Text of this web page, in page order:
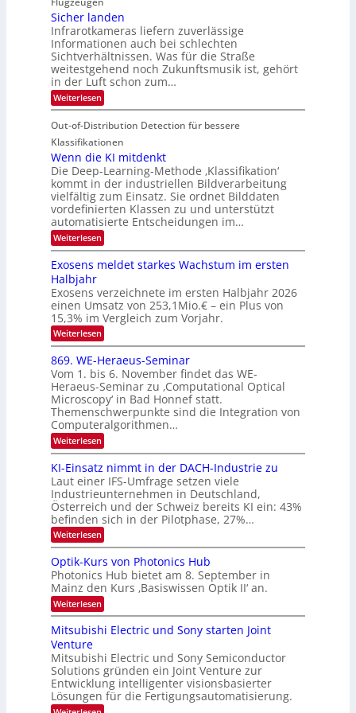
M
e
m
s
u
n
d
M
a
n
t
i
S
p
e
c
t
r
c
h
k
e
i
t
e
e
r
i
n
V
I
S
I
O
N
T
e
c
h
T
a
l
k
d
e
d
T
o
u
r
u
d
e
r
V
S
O
N
2
0
2
6
Sicher landen
Infrarotkameras liefern zuverlässige
Informationen auch bei schlechten
Sichtverhältnissen. Was für die Straße
weitestgehend noch Zukunftsmusik ist, gehört
in der Luft schon zum…
Weiterlesen:
S
c
h
l
a
n
d
e
n
Out-of-Distribution Detection für bessere
Klassifikationen
Wenn die KI mitdenkt
Die Deep-Learning-Methode ‚Klassifikation‘
kommt in der industriellen Bildverarbeitung
vielfältig zum Einsatz. Sie ordnet Bilddaten
vordefinierten Klassen zu und unterstützt
automatisierte Entscheidungen im…
Weiterlesen:
W
n
d
i
e
K
I
m
i
t
d
e
n
k
t
Exosens meldet starkes Wachstum im ersten
Halbjahr
Exosens verzeichnete im ersten Halbjahr 2026
einen Umsatz von 253,1Mio.€ – ein Plus von
15,3% im Vergleich zum Vorjahr.
Weiterlesen:
E
x
o
s
e
n
s
m
e
l
d
e
t
s
t
a
r
k
e
W
a
c
h
s
u
i
m
e
r
s
869. WE-Heraeus-Seminar
Vom 1. bis 6. November findet das WE-
Heraeus-Seminar zu ‚Computational Optical
Microscopy‘ in Bad Honnef statt.
Themenschwerpunkte sind die Integration von
Computeralgorithmen…
Weiterlesen:
8
9
.
W
E
-
H
e
r
a
e
u
s
-
S
e
n
a
r
KI-Einsatz nimmt in der DACH-Industrie zu
Laut einer IFS-Umfrage setzen viele
Industrieunternehmen in Deutschland,
Österreich und der Schweiz bereits KI ein: 43%
befinden sich in der Pilotphase, 27%…
Weiterlesen:
K
-
E
i
n
s
a
t
n
m
m
t
Optik-Kurs von Photonics Hub
Photonics Hub bietet am 8. September in
Mainz den Kurs ‚Basiswissen Optik II‘ an.
Weiterlesen:
O
p
t
k
-
K
u
r
Mitsubishi Electric und Sony starten Joint
Venture
Mitsubishi Electric und Sony Semiconductor
Solutions gründen ein Joint Venture zur
Entwicklung intelligenter visionsbasierter
Lösungen für die Fertigungsautomatisierung.